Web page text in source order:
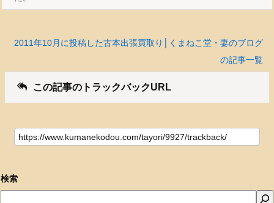
2011年10月に投稿した古本出張買取り│くまねこ堂・妻のブログ
の記事一覧
この記事のトラックバックURL
検索